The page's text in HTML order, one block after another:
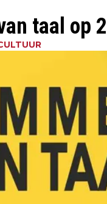
taal op